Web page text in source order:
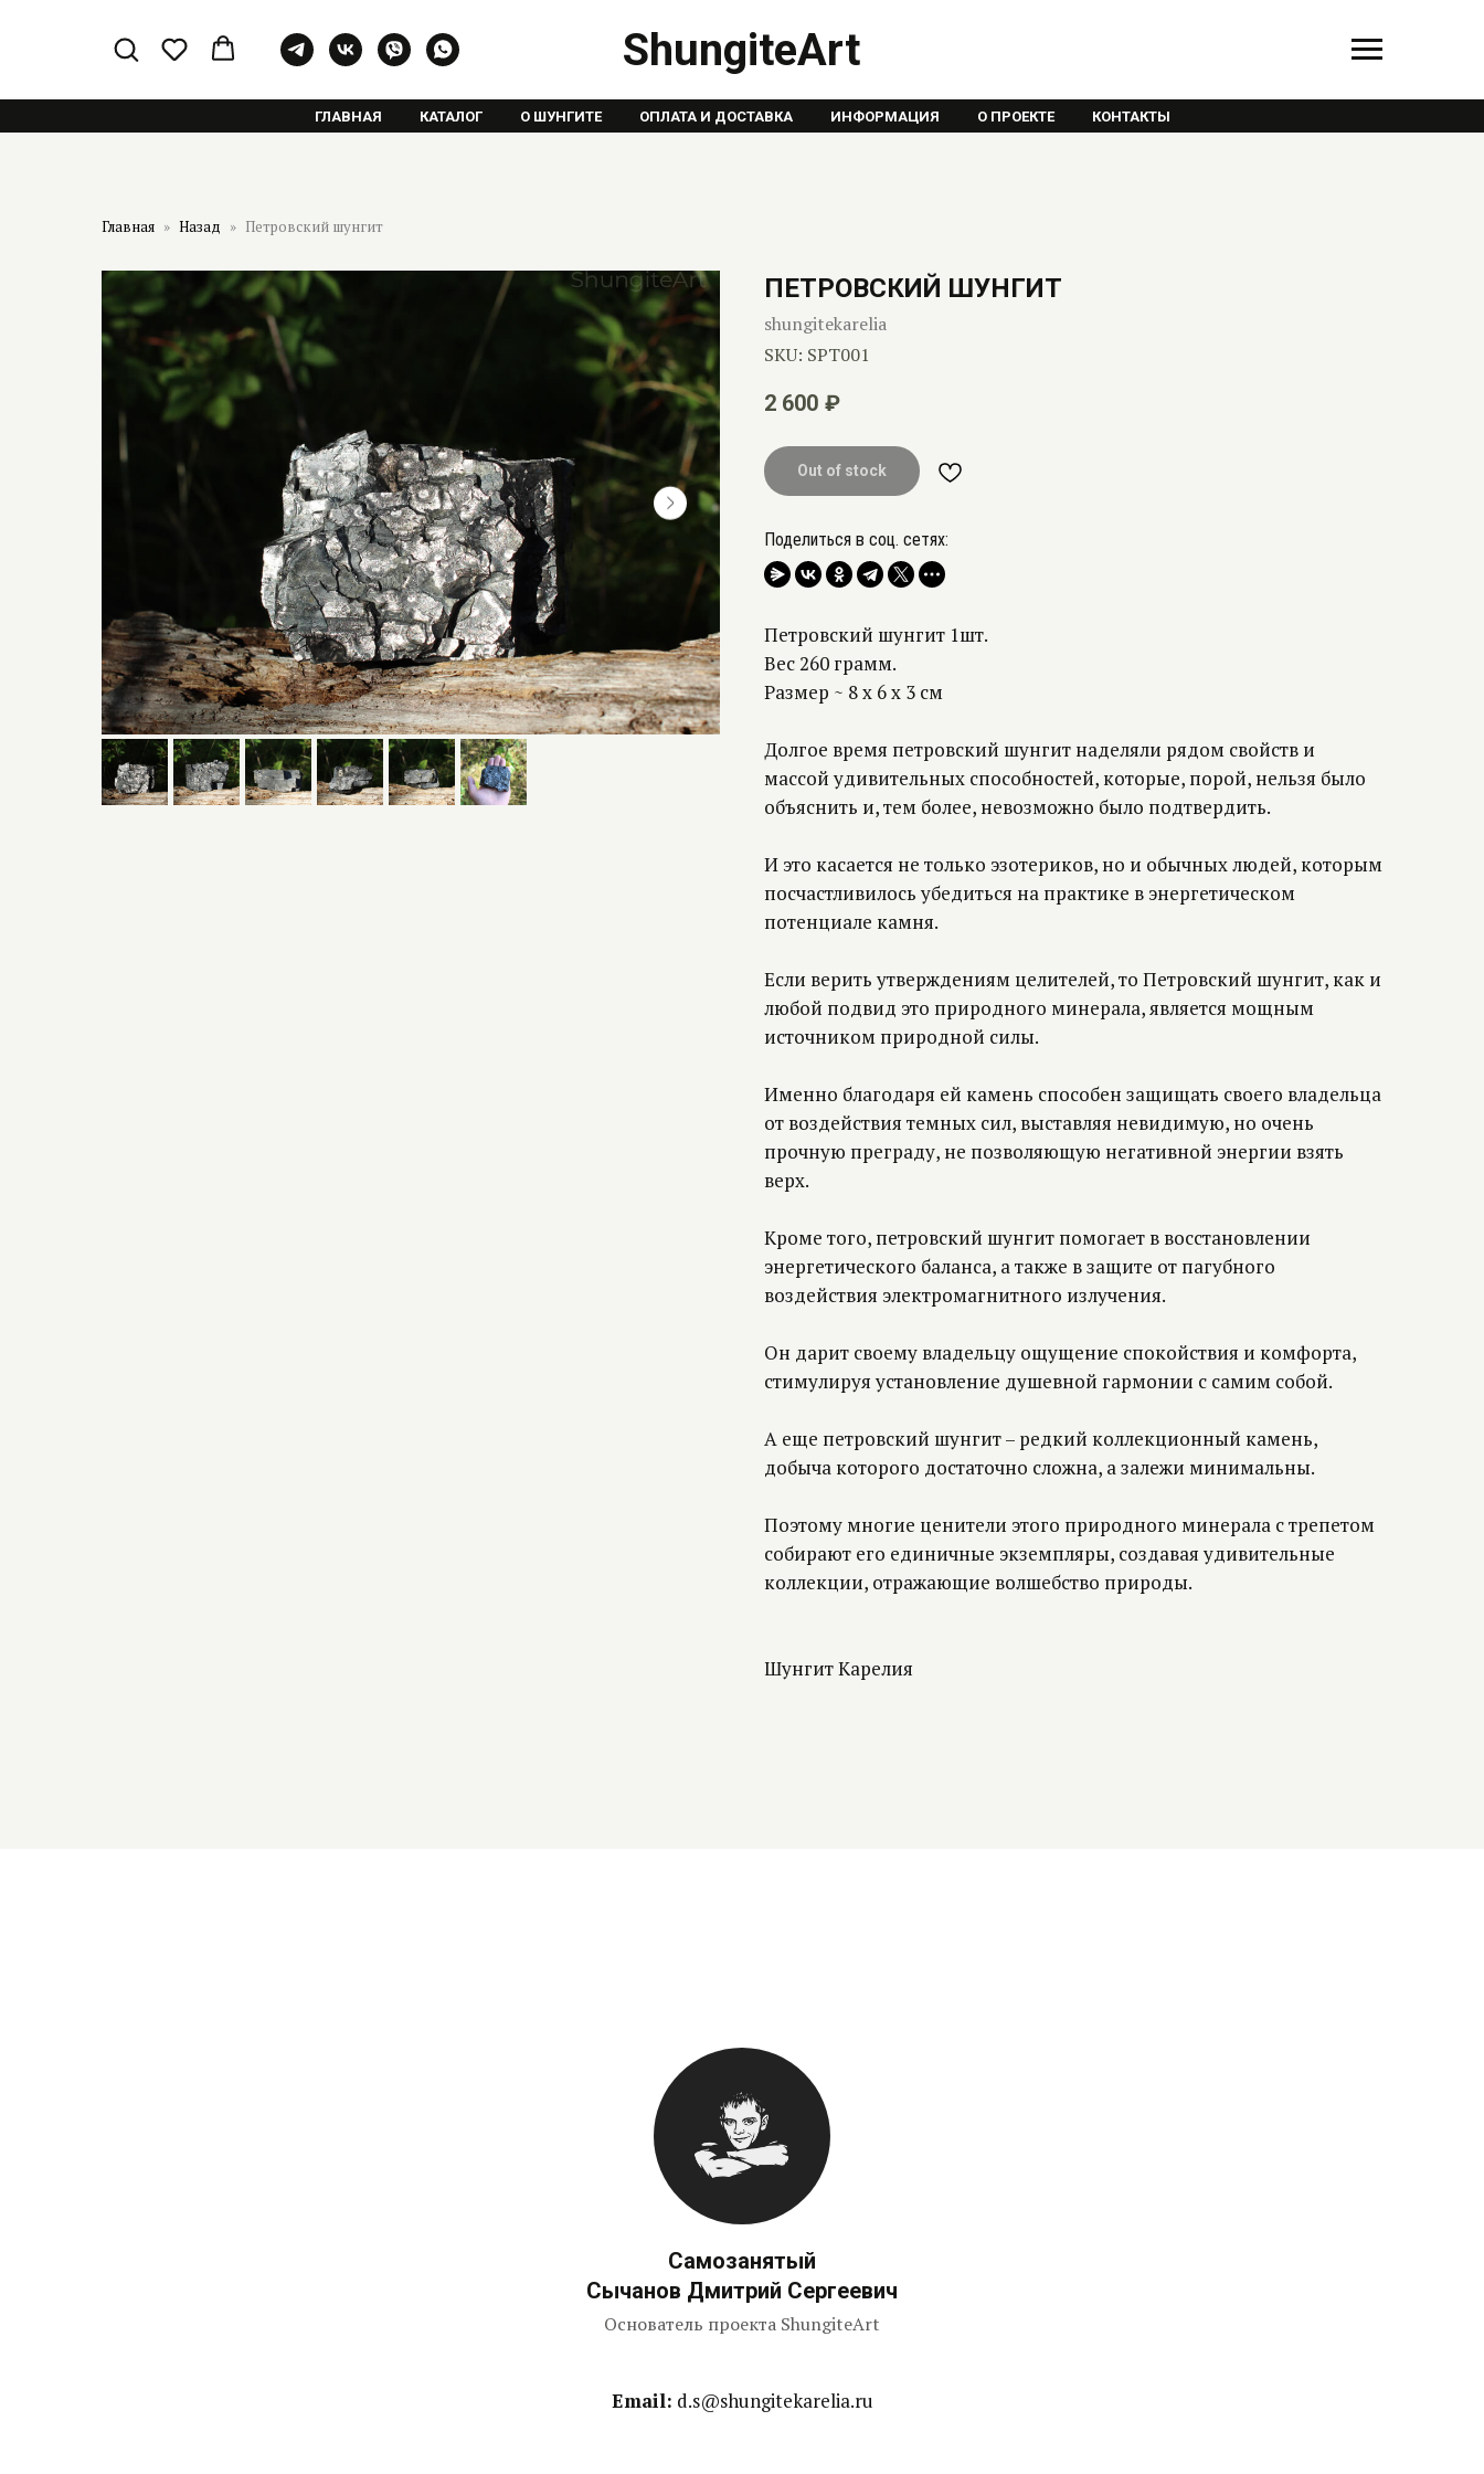
ShungiteArt
ГЛАВНАЯ КАТАЛОГ О ШУНГИТЕ ОПЛАТА И ДОСТАВКА ИНФОРМАЦИЯ О ПРОЕКТЕ КОНТАКТЫ
Главная Назад Петровский шунгит
ПЕТРОВСКИЙ ШУНГИТ
shungitekarelia
SKU: SPT001
2 600 ₽
Out of stock
Поделиться в соц. сетях:
Петровский шунгит 1шт.
Вес 260 грамм.
Размер ~ 8 х 6 х 3 см
Долгое время петровский шунгит наделяли рядом свойств и
массой удивительных способностей, которые, порой, нельзя было
объяснить и, тем более, невозможно было подтвердить.
И это касается не только эзотериков, но и обычных людей, которым
посчастливилось убедиться на практике в энергетическом
потенциале камня.
Если верить утверждениям целителей, то Петровский шунгит, как и
любой подвид это природного минерала, является мощным
источником природной силы.
Именно благодаря ей камень способен защищать своего владельца
от воздействия темных сил, выставляя невидимую, но очень
прочную преграду, не позволяющую негативной энергии взять
верх.
Кроме того, петровский шунгит помогает в восстановлении
энергетического баланса, а также в защите от пагубного
воздействия электромагнитного излучения.
Он дарит своему владельцу ощущение спокойствия и комфорта,
стимулируя установление душевной гармонии с самим собой.
А еще петровский шунгит – редкий коллекционный камень,
добыча которого достаточно сложна, а залежи минимальны.
Поэтому многие ценители этого природного минерала с трепетом
собирают его единичные экземпляры, создавая удивительные
коллекции, отражающие волшебство природы.
Шунгит Карелия
Самозанятый
Сычанов Дмитрий Сергеевич
Основатель проекта ShungiteArt
Email: d.s@shungitekarelia.ru